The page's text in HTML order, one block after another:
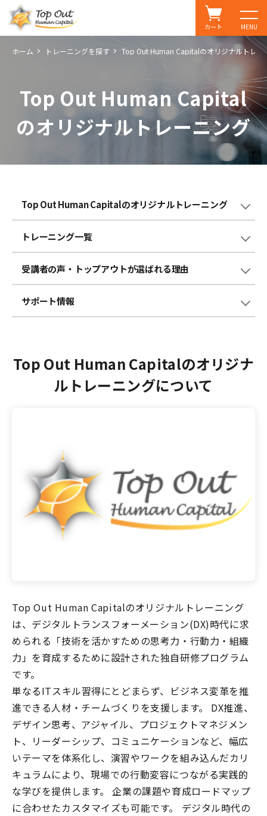
MENU
カート
ホーム トレーニングを探す Top Out Human Capitalのオリジナルトレー
Top Out Human Capital
のオリジナルトレーニング
Top Out Human Capitalのオリジナルトレーニング
トレーニング一覧
受講者の声・ トップアウトが選ばれる理由
サポート情報
Top Out Human Capitalのオリジナ
ルトレーニングについて
Top Out Human Capitalのオリジナルトレーニング
は、デジタルトランスフォーメーション(DX)時代に求
められる「技術を活かすための思考力・行動力・組織
力」を育成するために設計された独自研修プログラム
です。
単なるITスキル習得にとどまらず、ビジネス変革を推
進できる人材・チームづくりを支援します。 DX推進、
デザイン思考、アジャイル、プロジェクトマネジメン
ト、リーダーシップ、コミュニケーションなど、幅広
いテーマを体系化し、演習やワークを組み込んだカリ
キュラムにより、現場での行動変容につながる実践的
な学びを提供します。 企業の課題や育成ロードマップ
に合わせたカスタマイズも可能です。 デジタル時代の